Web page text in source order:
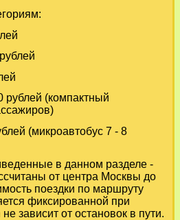
рублей (компактный
(микроавтобус 7 - 8
в данном разделе -
от центра Москвы до
поездки по маршруту
фиксированной при
зависит от остановок в пути.